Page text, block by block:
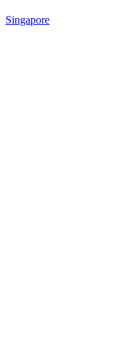
Singapore